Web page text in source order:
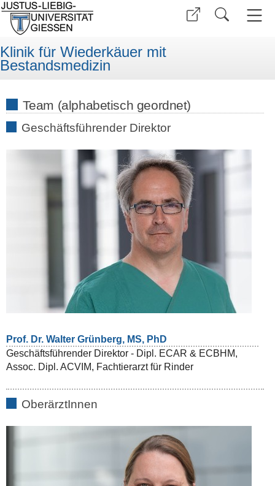
Klinik für Wiederkäuer mit
Bestandsmedizin
Team (alphabetisch geordnet)
Geschäftsführender Direktor
Prof. Dr. Walter Grünberg, MS, PhD
Geschäftsführender Direktor - Dipl. ECAR & ECBHM,
Assoc. Dipl. ACVIM, Fachtierarzt für Rinder
OberärztInnen